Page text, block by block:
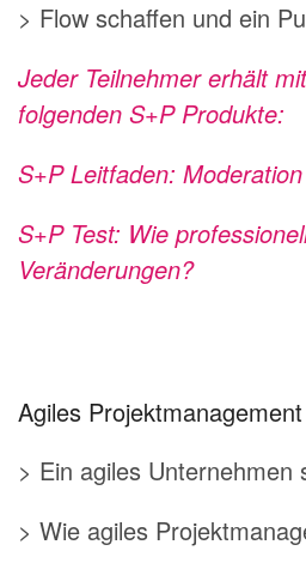
> Flow schaffen und ein
Jeder Teilnehmer erhält
folgenden S+P Produkte:
S+P Leitfaden:
S+P Test: Wie
Veränderungen?
Agiles
> Ein agiles Unternehmen
> Wie agiles